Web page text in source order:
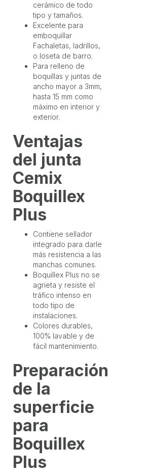
cerámico de todo
tipo y tamaños.
Excelente para
emboquillar
Fachaletas, ladrillos,
o loseta de barro.
Para relleno de
boquillas y juntas de
ancho mayor a 3mm,
hasta 15 mm como
máximo en interior y
exterior.
Ventajas
del junta
Cemix
Boquillex
Plus
Contiene sellador
integrado para darle
más resistencia a las
manchas comunes.
Boquillex Plus no se
agrieta y resiste el
tráfico intenso en
todo tipo de
instalaciones.
Colores durables,
100% lavable y de
fácil mantenimiento.
Preparación
de la
superficie
para
Boquillex
Plus